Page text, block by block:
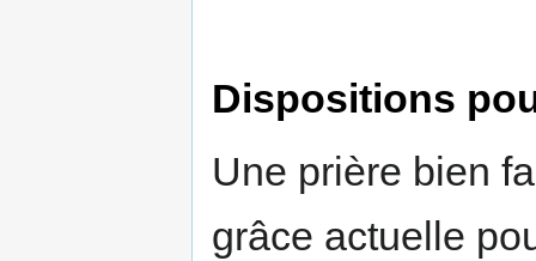
Dispositions
Une prière bien
grâce actuelle